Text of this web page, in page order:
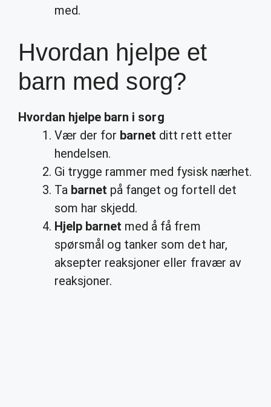
med.
Hvordan hjelpe et
barn med sorg?
Hvordan hjelpe barn i sorg
Vær der for barnet ditt rett etter
hendelsen.
Gi trygge rammer med fysisk nærhet.
Ta barnet på fanget og fortell det
som har skjedd.
Hjelp barnet med å få frem
spørsmål og tanker som det har,
aksepter reaksjoner eller fravær av
reaksjoner.